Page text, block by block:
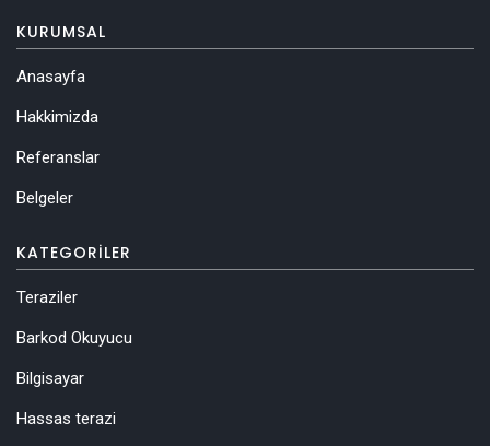
KURUMSAL
Anasayfa
Hakkimizda
Referanslar
Belgeler
KATEGORILER
Teraziler
Barkod Okuyucu
Bilgisayar
Hassas terazi